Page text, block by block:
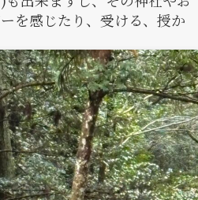
を感じたり、受ける、授か